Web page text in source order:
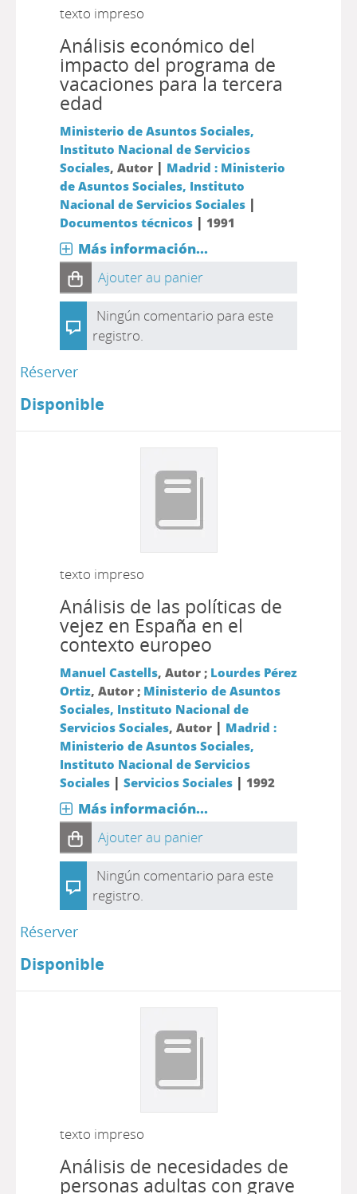
texto impreso
Análisis económico del
impacto del programa de
vacaciones para la tercera
edad
Ministerio de Asuntos Sociales,
Instituto Nacional de Servicios
Sociales, Autor | Madrid : Ministerio
de Asuntos Sociales, Instituto
Nacional de Servicios Sociales|
Documentos técnicos| 1991
Más información...
Ajouter au panier
Ningún comentario para este
registro.
Réserver
Disponible
texto impreso
Análisis de las políticas de
vejez en España en el
contexto europeo
Manuel Castells, Autor ; Lourdes Pérez
Ortiz, Autor ; Ministerio de Asuntos
Sociales, Instituto Nacional de
Servicios Sociales, Autor | Madrid :
Ministerio de Asuntos Sociales,
Instituto Nacional de Servicios
Sociales| Servicios Sociales| 1992
Más información...
Ajouter au panier
Ningún comentario para este
registro.
Réserver
Disponible
texto impreso
Análisis de necesidades de
personas adultas con grave